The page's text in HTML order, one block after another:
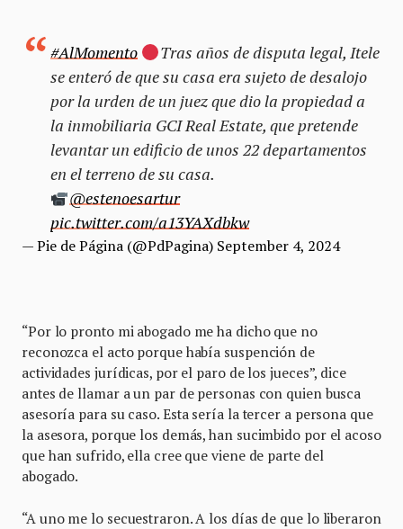
#AlMomento
Tras años de disputa legal, Itele
se enteró de que su casa era sujeto de desalojo
por la urden de un juez que dio la propiedad a
la inmobiliaria GCI Real Estate, que pretende
levantar un edificio de unos 22 departamentos
en el terreno de su casa.
@estenoesartur
pic.twitter.com/a13YAXdbkw
— Pie de Página (@PdPagina) September 4, 2024
“Por lo pronto mi abogado me ha dicho que no
reconozca el acto porque había suspención de
actividades jurídicas, por el paro de los jueces”, dice
antes de llamar a un par de personas con quien busca
asesoría para su caso. Esta sería la tercer a persona que
la asesora, porque los demás, han sucimbido por el acoso
que han sufrido, ella cree que viene de parte del
abogado.
“A uno me lo secuestraron. A los días de que lo liberaron